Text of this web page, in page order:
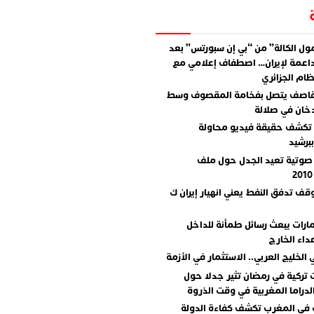
الكالة” من “بي إن سبورتس” بعد
لإيران… اصطفاف إعلامي مع
الجزائري
يتصل بفخامة المقصوف وسط
في صلالة
تكشف حقيقة فيديو محاولة
صوتية تعيد الجدل حول ملف
تدفق النفط يعني انهيار إيران ك
يبعث رسائل طمأنة للداخل
الخارج
الخليج العربي.. الاستثمار في الأزمة
في رمضان تثير جدلا حول
المغربية في وقت الذروة
في المغرب تكشف كفاءة الدولة